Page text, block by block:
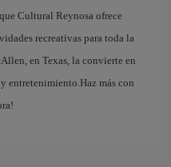
Cultural Reynosa ofrece
recreativas para toda la
en Texas, la convierte en
entretenimiento.Haz más con